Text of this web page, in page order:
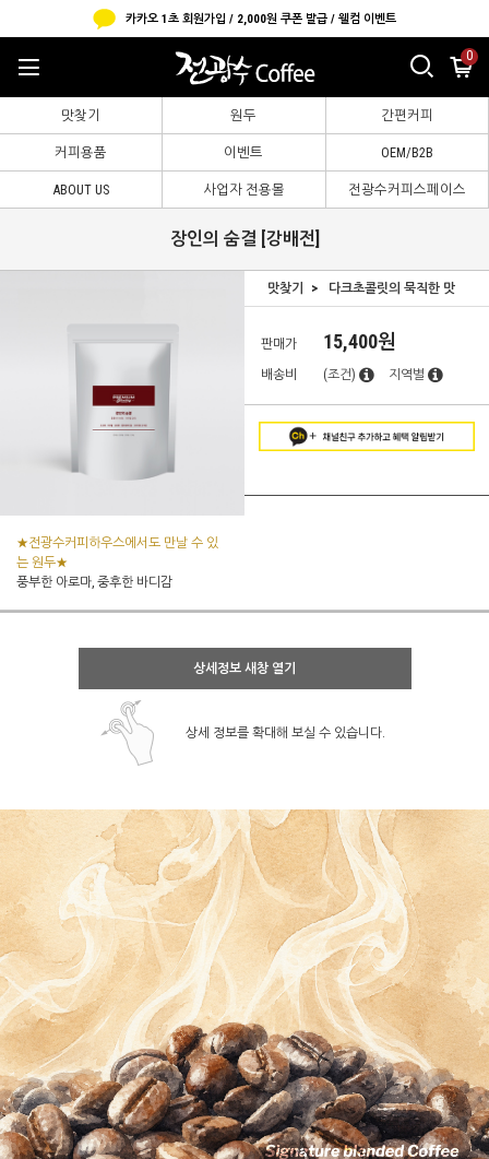
카카오 1초 회원가입 / 2,000원 쿠폰 발급 / 웰컴 이벤트
0
맛찾기 원두 간편커피
커피용품 이벤트 OEM/B2B
ABOUT US 사업자 전용몰 전광수커피스페이스
장인의 숨결 [강배전]
★전광수커피하우스에서도 만날 수 있
는 원두★
풍부한 아로마, 중후한 바디감
맛찾기 다크초콜릿의 묵직한 맛
판매가 15,400원
배송비 (조건) 지역별
상세정보 새창 열기
상세 정보를 확대해 보실 수 있습니다.